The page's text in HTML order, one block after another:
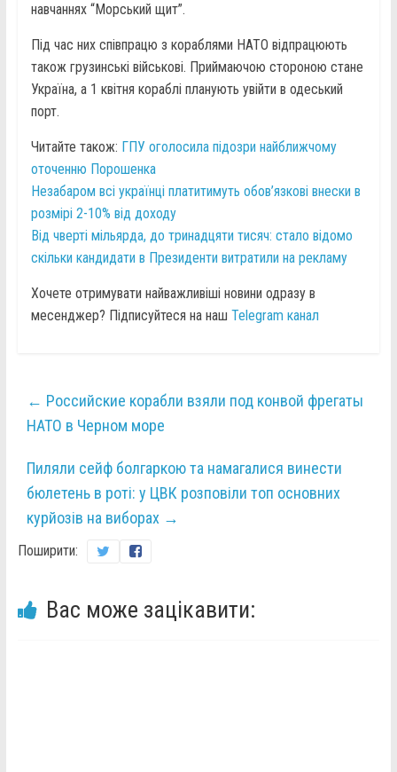
навчаннях “Морський щит”.
Під час них співпрацю з кораблями НАТО відпрацюють
також грузинські військові. Приймаючою стороною стане
Україна, а 1 квітня кораблі планують увійти в одеський
порт.
Читайте також: ГПУ оголосила підозри найближчому
оточенню Порошенка
Незабаром всі українці платитимуть обов’язкові внески в
розмірі 2-10% від доходу
Від чверті мільярда, до тринадцяти тисяч: стало відомо
скільки кандидати в Президенти витратили на рекламу
Хочете отримувати найважливіші новини одразу в
месенджер? Підписуйтеся на наш Telegram канал
← Российские корабли взяли под конвой фрегаты
НАТО в Черном море
Пиляли сейф болгаркою та намагалися винести
бюлетень в роті: у ЦВК розповіли топ основних
курйозів на виборах →
Поширити:
Вас може зацікавити: